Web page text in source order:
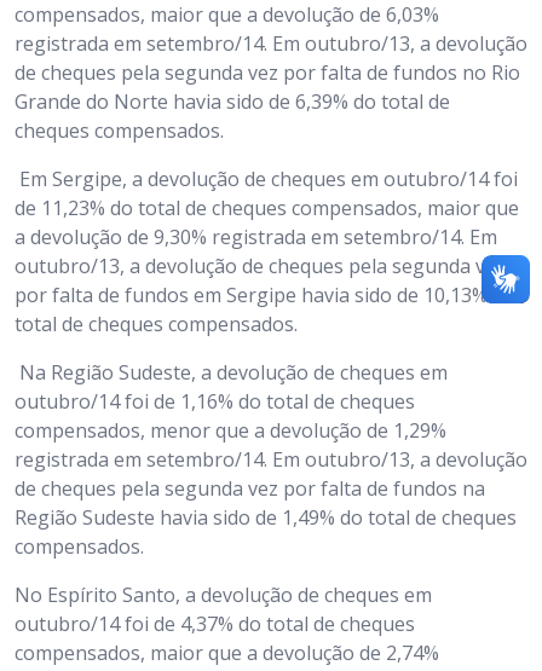
compensados, maior que a devolução de 6,03%
registrada em setembro/14. Em outubro/13, a devolução
de cheques pela segunda vez por falta de fundos no Rio
Grande do Norte havia sido de 6,39% do total de
cheques compensados.
Em Sergipe, a devolução de cheques em outubro/14 foi
de 11,23% do total de cheques compensados, maior que
a devolução de 9,30% registrada em setembro/14. Em
outubro/13, a devolução de cheques pela segunda vez
por falta de fundos em Sergipe havia sido de 10,13% do
total de cheques compensados.
Na Região Sudeste, a devolução de cheques em
outubro/14 foi de 1,16% do total de cheques
compensados, menor que a devolução de 1,29%
registrada em setembro/14. Em outubro/13, a devolução
de cheques pela segunda vez por falta de fundos na
Região Sudeste havia sido de 1,49% do total de cheques
compensados.
No Espírito Santo, a devolução de cheques em
outubro/14 foi de 4,37% do total de cheques
compensados, maior que a devolução de 2,74%